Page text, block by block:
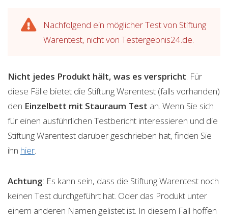
Nachfolgend ein möglicher Test von Stiftung
Warentest, nicht von Testergebnis24.de.
Nicht jedes Produkt hält, was es verspricht. Für
diese Fälle bietet die Stiftung Warentest (falls vorhanden)
den Einzelbett mit Stauraum Test an. Wenn Sie sich
für einen ausführlichen Testbericht interessieren und die
Stiftung Warentest darüber geschrieben hat, finden Sie
ihn hier.
Achtung: Es kann sein, dass die Stiftung Warentest noch
keinen Test durchgeführt hat. Oder das Produkt unter
einem anderen Namen gelistet ist. In diesem Fall hoffen